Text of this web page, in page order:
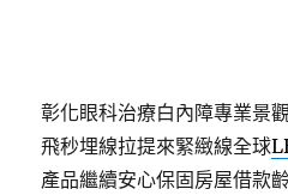
彰化眼科治療白內障專業景
飛秒埋線拉提來緊緻線全球
產品繼續安心保固房屋借款